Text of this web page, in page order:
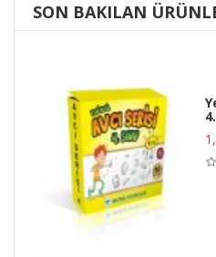
SON BAKILAN